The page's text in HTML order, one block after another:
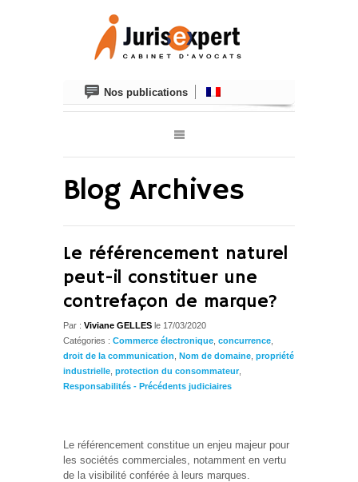
Nos publications
Blog Archives
Le référencement naturel
peut-il constituer une
contrefaçon de marque?
Par : Viviane GELLES le 17/03/2020
Catégories : Commerce électronique concurrence
droit de la communication Nom de domaine propriété
industrielle protection du consommateur,
Responsabilités - Précédents judiciaires
Le référencement constitue un enjeu majeur pour
les sociétés commerciales, notamment en vertu
de la visibilité conférée à leurs marques.